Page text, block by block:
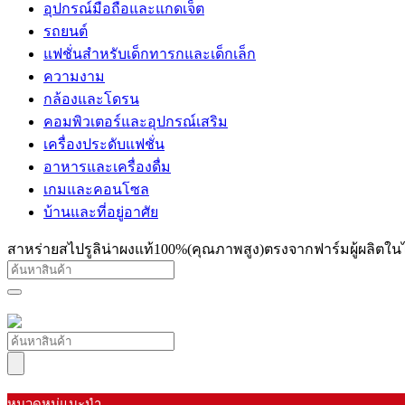
อุปกรณ์มือถือและแกดเจ็ต
รถยนต์
แฟชั่นสำหรับเด็กทารกและเด็กเล็ก
ความงาม
กล้องและโดรน
คอมพิวเตอร์และอุปกรณ์เสริม
เครื่องประดับแฟชั่น
อาหารและเครื่องดื่ม
เกมและคอนโซล
บ้านและที่อยู่อาศัย
สาหร่ายสไปรูลิน่าผงแท้100%(คุณภาพสูง)ตรงจากฟาร์มผู้ผลิตใน